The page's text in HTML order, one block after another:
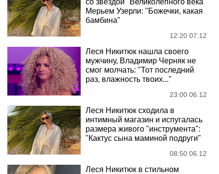
со звездой "Великолепного века"
Мерьем Узерли: "Божечки, какая
бамбина"
12:20 07.12
Леся Никитюк нашла своего
мужчину, Владимир Черняк не
смог молчать: "Тот последний
раз, влажность твоих..."
23:00 06.12
Леся Никитюк сходила в
интимный магазин и испугалась
размера живого "инструмента":
"Кактус сына маминой подруги"
08:50 06.12
Леся Никитюк в стильном